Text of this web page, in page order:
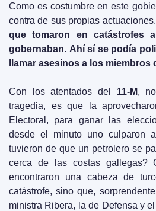
Como es costumbre en este
contra de sus propias
que tomaron en catástrofes
gobernaban. Ahí sí se podía
llamar asesinos a los miembros
Con los atentados del 11-M,
tragedia, es que la
Electoral, para ganar las
desde el minuto uno culparon
tuvieron de que un petrolero se
cerca de las costas gallegas?
encontraron una cabeza de
catástrofe, sino que,
ministra Ribera, la de Defensa y